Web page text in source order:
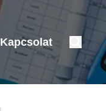
Kapcsolat